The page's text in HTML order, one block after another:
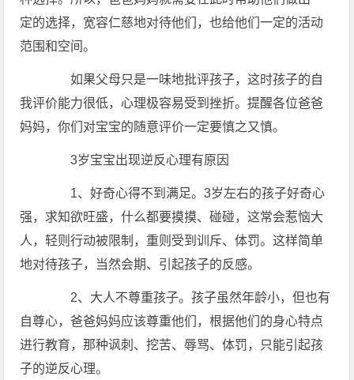
定的选择，宽容仁慈地对待他们，也给他们一定的活动
范围和空间。
如果父母只是一味地批评孩子，这时孩子的自
我评价能力很低，心理极容易受到挫折。提醒各位爸爸
妈妈，你们对宝宝的随意评价一定要慎之又慎。
3岁宝宝出现逆反心理有原因
1、好奇心得不到满足。3岁左右的孩子好奇心
强，求知欲旺盛，什么都要摸摸、碰碰，这常会惹恼大
人，轻则行动被限制，重则受到训斥、体罚。这样简单
地对待孩子，当然会期、引起孩子的反感。
2、大人不尊重孩子。孩子虽然年龄小，但也有
自尊心，爸爸妈妈应该尊重他们，根据他们的身心特点
进行教育，那种讽刺、挖苦、辱骂、体罚，只能引起孩
子的逆反心理。